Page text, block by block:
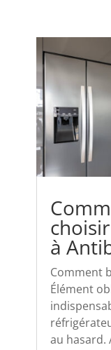
à
Comment
Élément
au hasard.